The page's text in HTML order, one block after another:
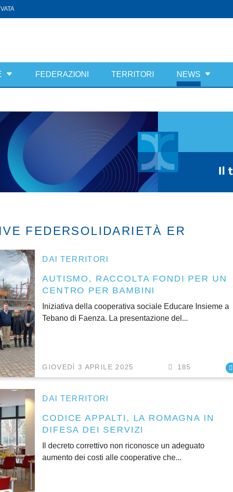
FEDERAZIONI TERRITORI NEWS
FEDERSOLIDARIETÀ ER
DAI TERRITORI
AUTISMO, RACCOLTA FONDI PER UN
CENTRO PER BAMBINI
Iniziativa della cooperativa sociale Educare Insieme a
Tebano di Faenza. La presentazione del...
GIOVEDÌ 3 APRILE 2025 185
DAI TERRITORI
CODICE APPALTI, LA ROMAGNA IN
DIFESA DEI SERVIZI
Il decreto correttivo non riconosce un adeguato
aumento dei costi alle cooperative che...